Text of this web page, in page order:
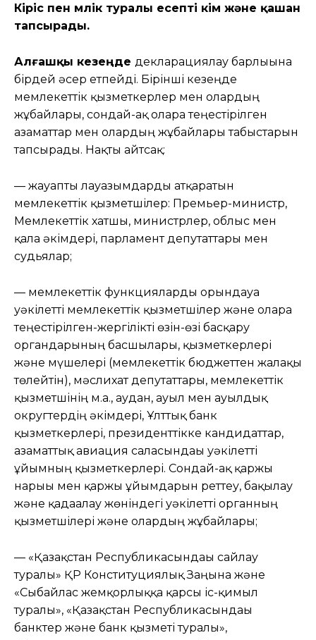
Кіріс пен мүлік туралы есепті кім және қашан
тапсырады.
Алғашқы кезеңде декларациялау барлығына
бірдей әсер етпейді. Бірінші кезеңде
мемлекеттік қызметкерлер мен олардың
жұбайлары, сондай-ақ оларға теңестірілген
азаматтар мен олардың жұбайлары табыстарын
тапсырады. Нақты айтсақ:
— жауапты лауазымдарды атқаратын
мемлекеттік қызметшілер: Премьер-министр,
Мемлекеттік хатшы, министрлер, облыс мен
қала әкімдері, парламент депутаттары мен
судьялар;
— мемлекеттік функцияларды орындауға
уәкілетті мемлекеттік қызметшілер және оларға
теңестірілген-жергілікті өзін-өзі басқару
органдарының басшылары, қызметкерлері
және мүшелері (мемлекеттік бюджеттен жалақы
төлейтін), мәслихат депутаттары, мемлекеттік
қызметшінің м.а., аудан, ауыл мен ауылдық
округтердің әкімдері, Ұлттық банк
қызметкерлері, президенттікке кандидаттар,
азаматтық авиация саласындағы уәкілетті
ұйымның қызметкерлері. Сондай-ақ қаржы
нарығы мен қаржы ұйымдарын реттеу, бақылау
және қадағалау жөніндегі уәкілетті органның
қызметшілері және олардың жұбайлары;
— «Қазақстан Республикасындағы сайлау
туралы» ҚР Конституциялық Заңына және
«Сыбайлас жемқорлыққа қарсы іс-қимыл
туралы», «Қазақстан Республикасындағы
банктер және банк қызметі туралы»,